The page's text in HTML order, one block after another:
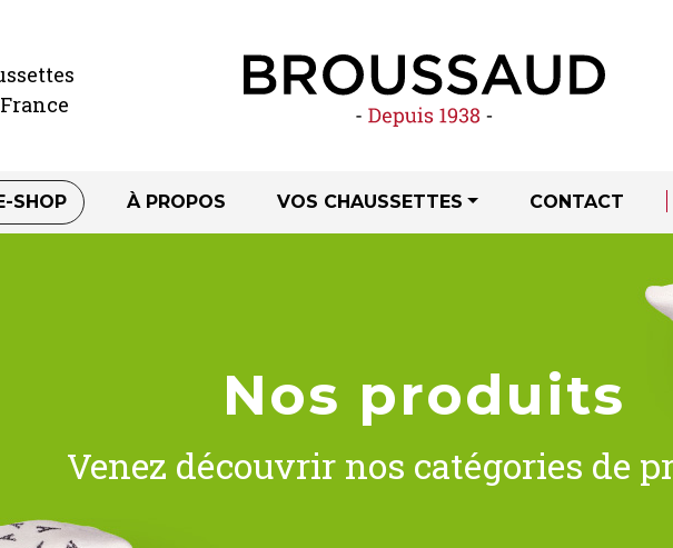
SHOP À PROPOS VOS CHAUSSETTES CONTACT
Nos produits
Venez découvrir nos catégories de